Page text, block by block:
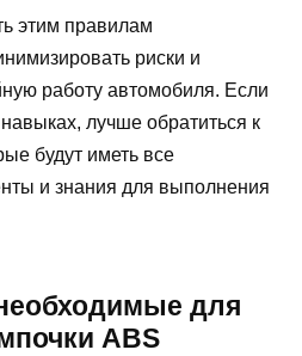
этим правилам
риски и
работу автомобиля. Если
лучше обратиться к
будут иметь все
и знания для выполнения
для
ABS